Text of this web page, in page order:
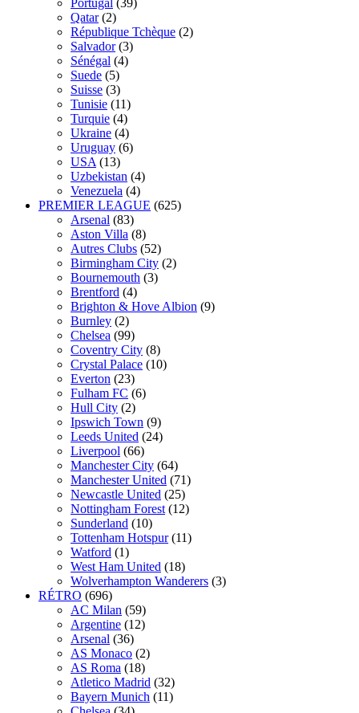
Portugal (39)
Qatar (2)
République Tchèque (2)
Salvador (3)
Sénégal (4)
Suede (5)
Suisse (3)
Tunisie (11)
Turquie (4)
Ukraine (4)
Uruguay (6)
USA (13)
Uzbekistan (4)
Venezuela (4)
PREMIER LEAGUE (625)
Arsenal (83)
Aston Villa (8)
Autres Clubs (52)
Birmingham City (2)
Bournemouth (3)
Brentford (4)
Brighton & Hove Albion (9)
Burnley (2)
Chelsea (99)
Coventry City (8)
Crystal Palace (10)
Everton (23)
Fulham FC (6)
Hull City (2)
Ipswich Town (9)
Leeds United (24)
Liverpool (66)
Manchester City (64)
Manchester United (71)
Newcastle United (25)
Nottingham Forest (12)
Sunderland (10)
Tottenham Hotspur (11)
Watford (1)
West Ham United (18)
Wolverhampton Wanderers (3)
RÉTRO (696)
AC Milan (59)
Argentine (12)
Arsenal (36)
AS Monaco (2)
AS Roma (18)
Atletico Madrid (32)
Bayern Munich (11)